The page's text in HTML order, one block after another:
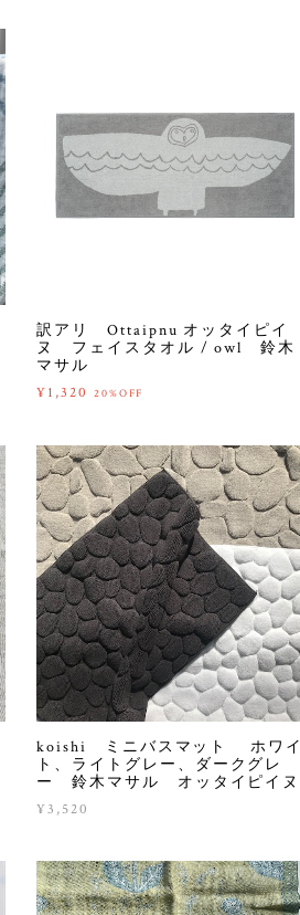
訳アリ Ottaipnu オッタイピイ
ヌ フェイスタオル / owl 鈴木
マサル
¥1,320 20%OFF
koishi ミニバスマット ホワイ
ト、ライトグレー、ダークグレ
ー 鈴木マサル オッタイピイヌ
¥3,520